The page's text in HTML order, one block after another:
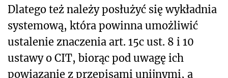
Dlatego też należy posłużyć się wykładnia
systemową, która powinna umożliwić
ustalenie znaczenia art. 15c ust. 8 i 10
ustawy o CIT, biorąc pod uwagę ich
powiązanie z przepisami unijnymi, a